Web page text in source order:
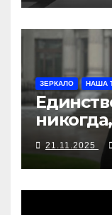
ЗЕРКАЛО НАША
доме
21.11.2025